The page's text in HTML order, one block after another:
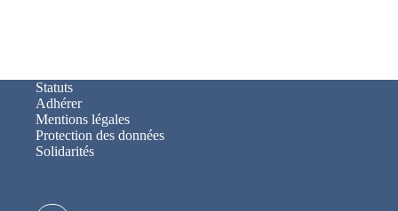
Statuts
Adhérer
Mentions légales
Protection des données
Solidarités